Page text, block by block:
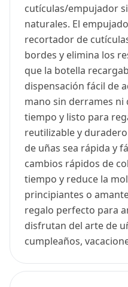
cutículas/empujador
naturales. El
recortador de
bordes y elimina los
que la botella
dispensación fácil de
mano sin derrames
tiempo y listo para
reutilizable y
de uñas sea rápida y
cambios rápidos de
tiempo y reduce la
principiantes o
regalo perfecto para
disfrutan del arte de
cumpleaños,